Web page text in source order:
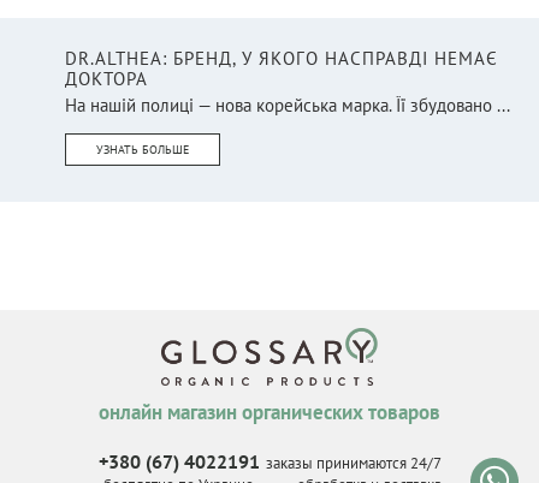
DR.ALTHEA: БРЕНД, У ЯКОГО НАСПРАВДІ НЕМАЄ
ДОКТОРА
На нашій полиці — нова корейська марка. Її збудовано ...
УЗНАТЬ БОЛЬШЕ
онлайн магазин органических товаров
+380 (67) 4022191 заказы принимаются 24/7